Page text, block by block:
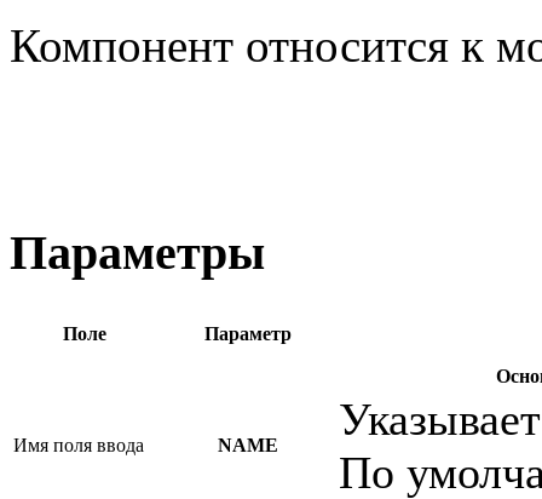
Компонент относится к
Параметры
Поле Параметр
Имя поля ввода NAME
По